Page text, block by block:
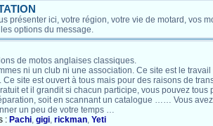
présenter ici, votre région, votre vie de motard, vos
options du message.
de motos anglaises classiques.
ni un club ni une association. Ce site est le
Ce site est ouvert à tous mais pour des raisons de
et il grandit si chacun participe, vous pouvez
soit en scannant un catalogue …… Vous
un peu de votre temps …
: Pachi, gigi, rickman, Yeti